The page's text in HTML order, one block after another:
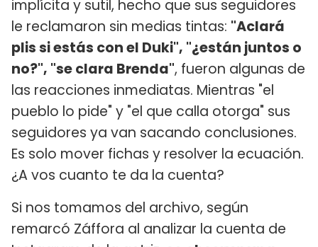
implícita y sutil, hecho que sus seguidores
le reclamaron sin medias tintas: "Aclará
plis si estás con el Duki", "¿están juntos o
no?", "se clara Brenda", fueron algunas de
las reacciones inmediatas. Mientras "el
pueblo lo pide" y "el que calla otorga" sus
seguidores ya van sacando conclusiones.
Es solo mover fichas y resolver la ecuación.
¿A vos cuanto te da la cuenta?
Si nos tomamos del archivo, según
remarcó Záffora al analizar la cuenta de